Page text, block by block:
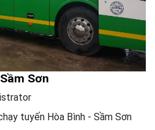
Sơn
tuyến Hòa Bình - Sầm Sơn